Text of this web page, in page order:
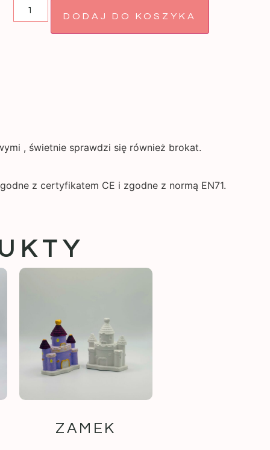
DODAJ DO KOSZYKA
, świetnie sprawdzi się również brokat.
z certyfikatem CE i zgodne z normą EN71.
ZAMEK